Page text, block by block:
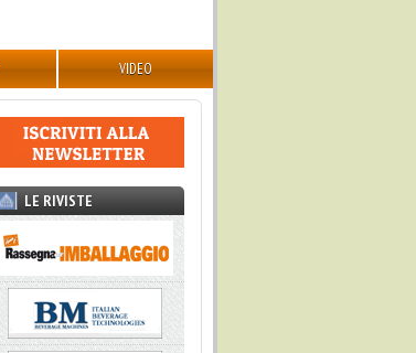
VIDEO
LE RIVISTE